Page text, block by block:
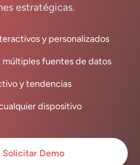
estratégicas.
y personalizados
fuentes de datos
y tendencias
dispositivo
Solicitar Demo